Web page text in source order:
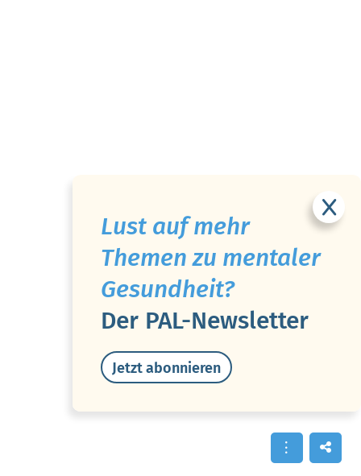
Lust auf mehr
Themen zu mentaler
Gesundheit?
Der PAL-Newsletter
Jetzt abonnieren